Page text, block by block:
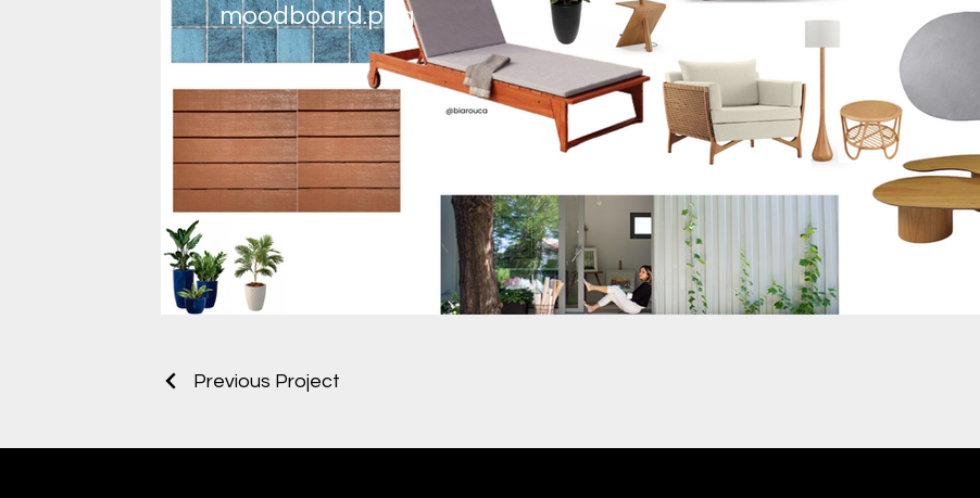
moodboard.png
Previous Project